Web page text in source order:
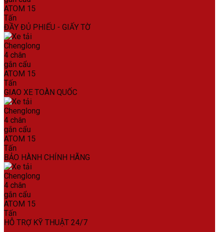
ĐẦY ĐỦ PHIẾU - GIẤY TỜ
GIAO XE TOÀN QUỐC
BẢO HÀNH CHÍNH HÃNG
HỖ TRỢ KỸ THUẬT 24/7